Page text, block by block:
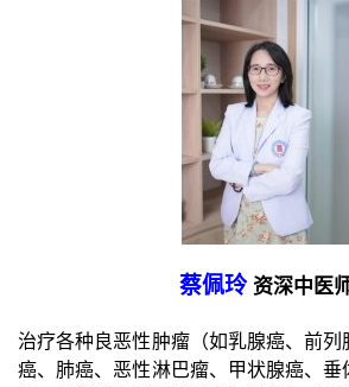
蔡佩玲资深中医
治疗各种良恶性肿瘤（如乳腺癌、前列
癌、肺癌、恶性淋巴瘤、甲状腺癌、